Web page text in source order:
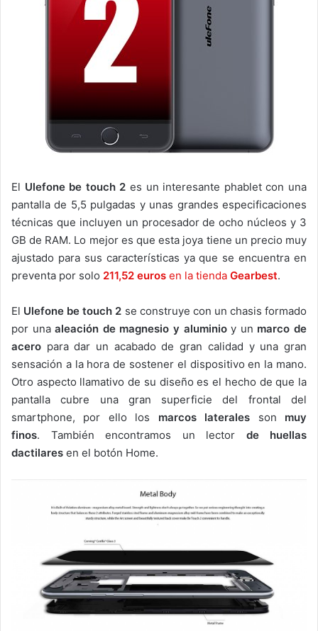
El Ulefone be touch 2 es un interesante phablet con una
pantalla de 5,5 pulgadas y unas grandes especificaciones
técnicas que incluyen un procesador de ocho núcleos y 3
GB de RAM. Lo mejor es que esta joya tiene un precio muy
ajustado para sus características ya que se encuentra en
preventa por solo 211,52 euros en la tienda Gearbest.
El Ulefone be touch 2 se construye con un chasis formado
por unaaleación de magnesio y aluminioy un marco de
acero para dar un acabado de gran calidad y una gran
sensación a la hora de sostener el dispositivo en la mano.
Otro aspecto llamativo de su diseño es el hecho de que la
pantalla cubre una gran superficie del frontal del
smartphone, por ello los marcos laterales son muy
finos. También encontramos un lector de huellas
dactilares en el botón Home.